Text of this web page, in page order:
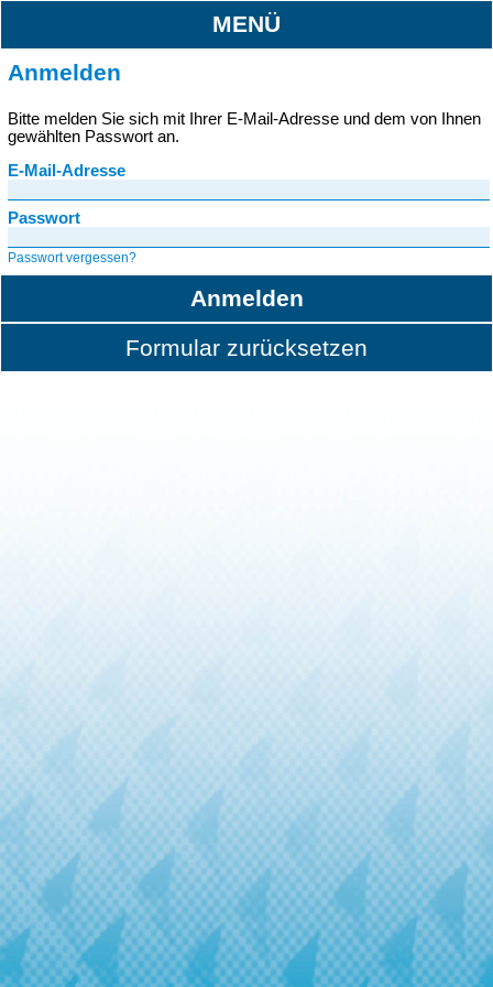
MENÜ
Anmelden
Bitte melden Sie sich mit Ihrer E-Mail-Adresse und dem von Ihnen
gewählten Passwort an.
E-Mail-Adresse
Passwort
Passwort vergessen?
Anmelden
Formular zurücksetzen